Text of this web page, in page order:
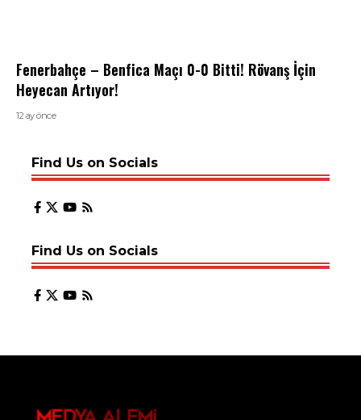
Fenerbahçe – Benfica Maçı 0-0 Bitti! Rövanş İçin
Heyecan Artıyor!
12 ay önce
Find Us on Socials
Find Us on Socials